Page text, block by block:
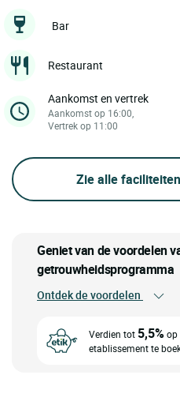
Bar
Restaurant
Aankomst en vertrek
Aankomst op 16:00,
Vertrek op 11:00
Zie alle
Geniet van de voordelen
getrouwheidsprogramma
Ontdek de voordelen
Verdien tot 5,5%op
etablissement te